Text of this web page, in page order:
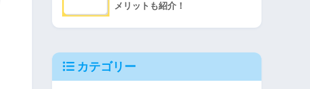
メリットも紹介！
カテゴリー